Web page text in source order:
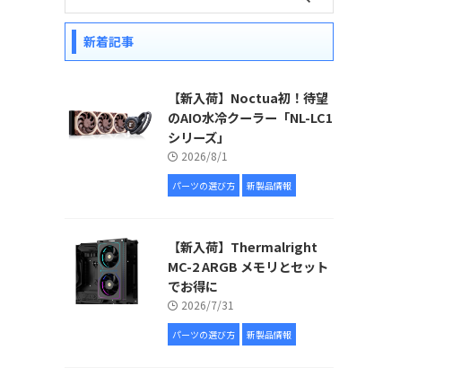
新着記事
【新入荷】Noctua初！待望
のAIO水冷クーラー「NL-LC1
シリーズ」
2026/8/1
パーツの選び方 新製品情報
【新入荷】Thermalright
MC-2 ARGB メモリとセット
でお得に
2026/7/31
パーツの選び方 新製品情報